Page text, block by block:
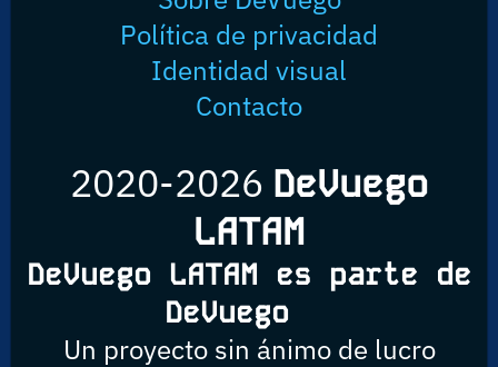
Política de privacidad
Identidad visual
Contacto
2020-2026 DeVuego
LATAM
DeVuego LATAM es parte de
DeVuego
Un proyecto sin ánimo de lucro